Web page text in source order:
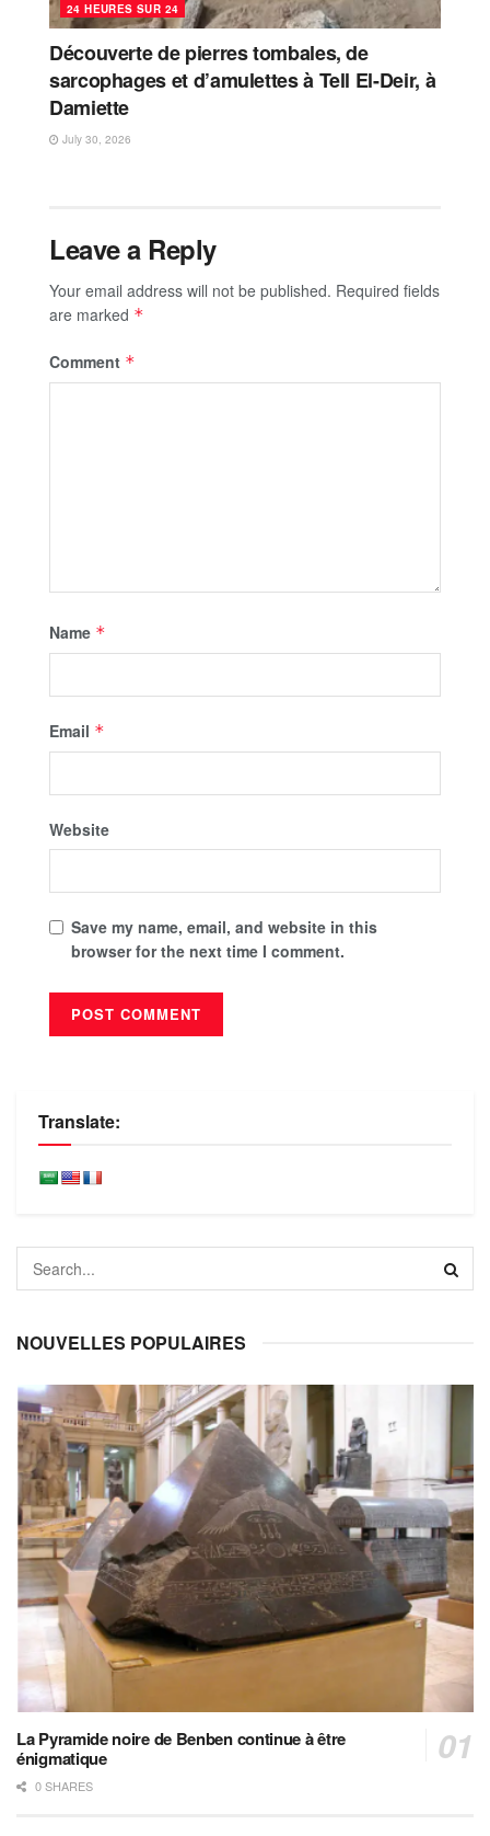
24 HEURES SUR 24
Découverte de pierres tombales, de
sarcophages et d’amulettes à Tell El-Deir, à
Damiette
July 30, 2026
Leave a Reply
Your email address will not be published. Required fields
are marked *
Comment *
Name *
Email *
Website
Save my name, email, and website in this
browser for the next time I comment.
Translate:
NOUVELLES POPULAIRES
La Pyramide noire de Benben continue à être
énigmatique
0 SHARES